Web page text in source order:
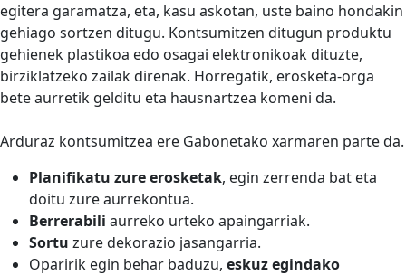
egitera garamatza, eta, kasu askotan, uste baino hondakin
gehiago sortzen ditugu. Kontsumitzen ditugun produktu
gehienek plastikoa edo osagai elektronikoak dituzte,
birziklatzeko zailak direnak. Horregatik, erosketa-orga
bete aurretik gelditu eta hausnartzea komeni da.
Arduraz kontsumitzea ere Gabonetako xarmaren parte da.
Planifikatu zure erosketak, egin zerrenda bat eta
doitu zure aurrekontua.
Berrerabili aurreko urteko apaingarriak.
Sortu zure dekorazio jasangarria.
Oparirik egin behar baduzu, eskuz egindako